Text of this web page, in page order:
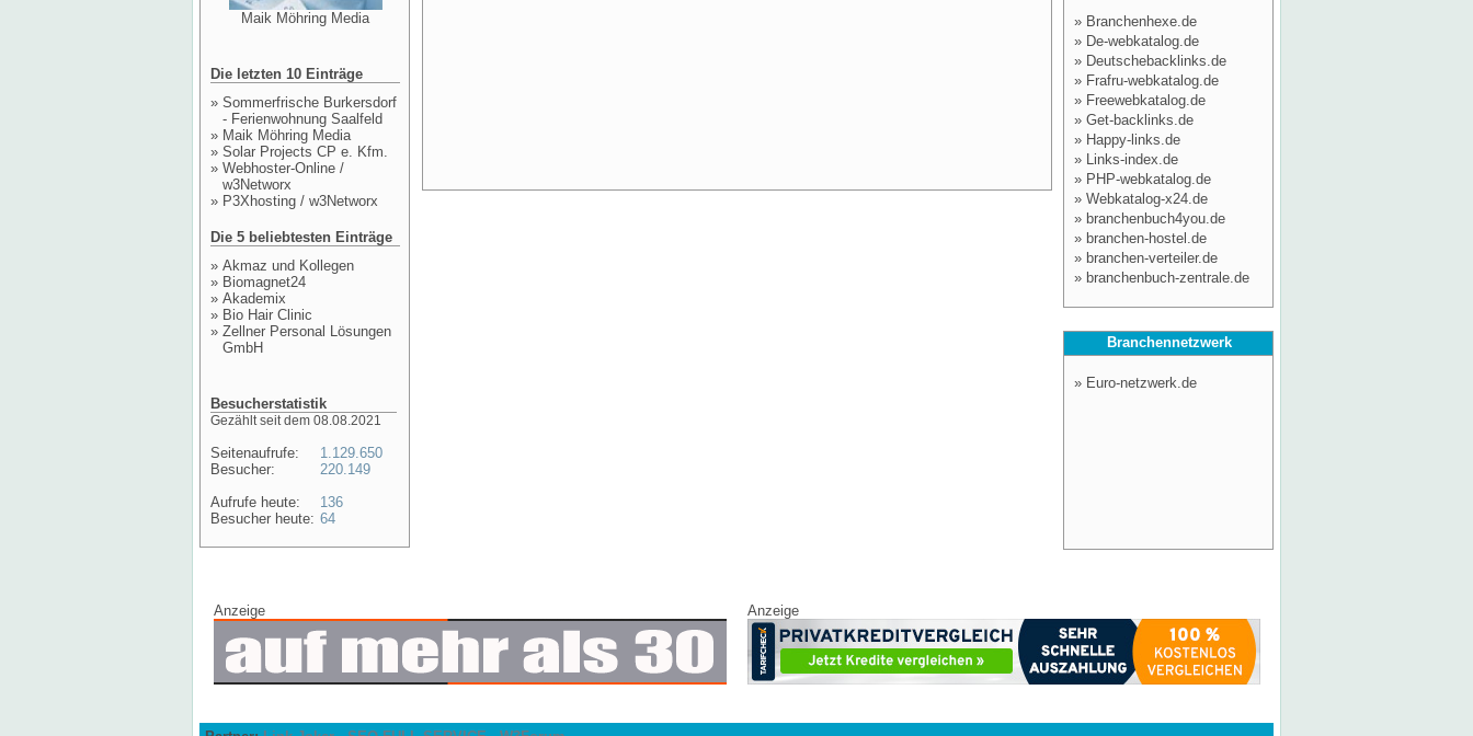
Maik Möhring Media
Die letzten 10 Einträge
» Sommerfrische Burkersdorf
- Ferienwohnung Saalfeld
» Maik Möhring Media
» Solar Projects CP e. Kfm.
» Webhoster-Online /
w3Networx
» P3Xhosting / w3Networx
Die 5 beliebtesten Einträge
» Akmaz und Kollegen
» Biomagnet24
» Akademix
» Bio Hair Clinic
» Zellner Personal Lösungen
GmbH
Besucherstatistik
Gezählt seit dem 08.08.2021
Seitenaufrufe:
Besucher:
Aufrufe heute:
Besucher heute:
1.129.650
220.149
136
64
» Branchenhexe.de
» De-webkatalog.de
» Deutschebacklinks.de
» Frafru-webkatalog.de
» Freewebkatalog.de
» Get-backlinks.de
» Happy-links.de
» Links-index.de
» PHP-webkatalog.de
» Webkatalog-x24.de
» branchenbuch4you.de
» branchen-hostel.de
» branchen-verteiler.de
» branchenbuch-zentrale.de
Branchennetzwerk
» Euro-netzwerk.de
Anzeige Anzeige